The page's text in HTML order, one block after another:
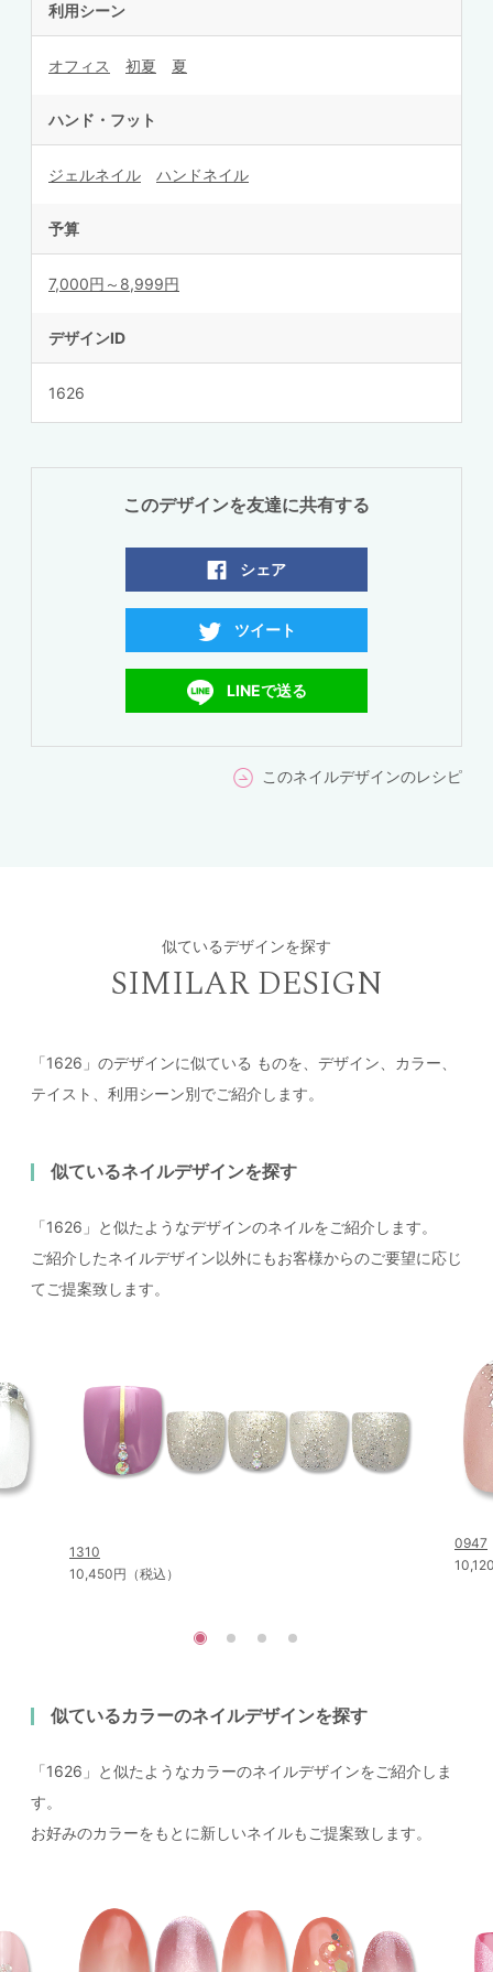
利用シーン
オフィス 初夏 夏
ハンド・フット
ジェルネイル ハンドネイル
予算
7,000円～8,999円
デザインID
1626
このデザインを友達に共有する
シェア
ツイート
LINEで送る
このネイルデザインのレシピ
似ているデザインを探す
SIMILAR DESIGN
「1626」のデザインに似ている ものを、デザイン、カラー、
テイスト、利用シーン別でご紹介します。
似ているネイルデザインを探す
「1626」と似たようなデザインのネイルをご紹介します。
ご紹介したネイルデザイン以外にもお客様からのご要望に応じ
てご提案致します。
1310
10,450円（税込）
0947
似ているカラーのネイルデザインを探す
「1626」と似たようなカラーのネイルデザインをご紹介しま
す。
お好みのカラーをもとに新しいネイルもご提案致します。